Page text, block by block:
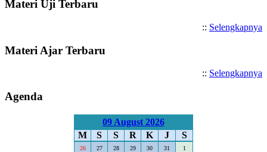
Materi Uji Terbaru
:: Selengkapnya
Materi Ajar Terbaru
:: Selengkapnya
Agenda
09 August 2026
M
S S R K J S
26 27 28 29 30 31
1